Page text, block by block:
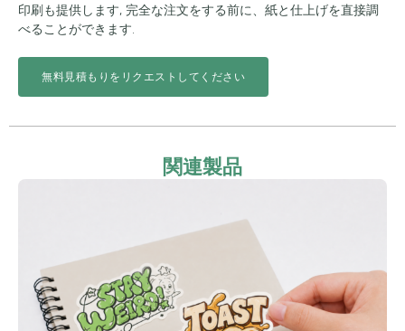
印刷も提供します, 完全な注文をする前に、紙と仕上げを直接調
べることができます.
無料見積もりをリクエストしてください
関連製品